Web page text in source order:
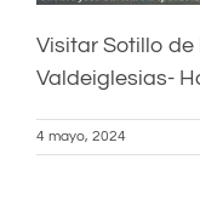
Visitar Sotillo
Valdeiglesias-
4 mayo, 2024